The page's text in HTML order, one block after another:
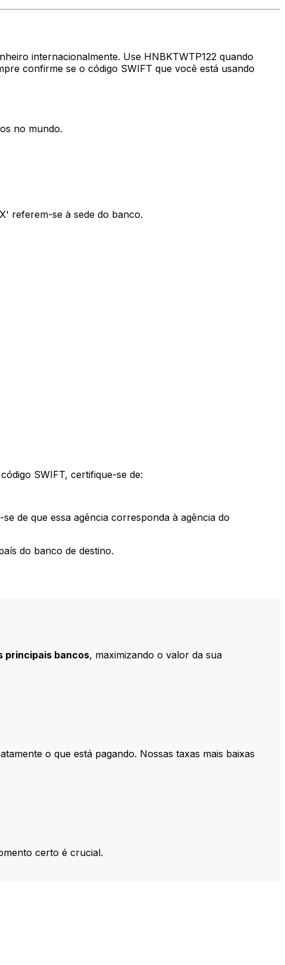
internacionalmente. Use HNBKTWTP122 quando
confirme se o código SWIFT que você está usando
no mundo.
referem-se à sede do banco.
SWIFT, certifique-se de:
de que essa agência corresponda à agência do
do banco de destino.
principais bancos, maximizando o valor da sua
o que está pagando. Nossas taxas mais baixas
certo é crucial.